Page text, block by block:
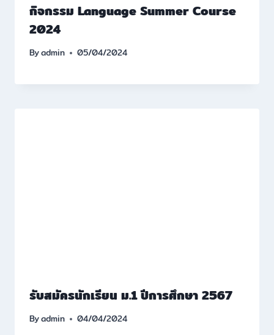
กิจกรรม Language Summer Course
2024
Byadmin 05/04/2024
รับสมัครนักเรียน ม.1 ปีการศึกษา 2567
Byadmin 04/04/2024